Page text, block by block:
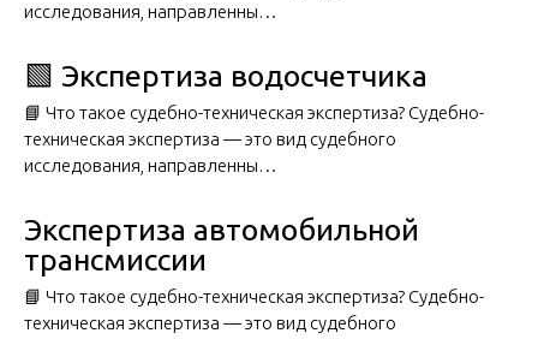
исследования, направленны…
🟩 Экспертиза водосчетчика
📘 Что такое судебно-техническая экспертиза? Судебно-
техническая экспертиза — это вид судебного
исследования, направленны…
Экспертиза автомобильной
трансмиссии
📘 Что такое судебно-техническая экспертиза? Судебно-
техническая экспертиза — это вид судебного